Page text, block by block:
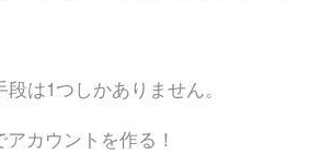
は1つしかありません。
カウントを作る！